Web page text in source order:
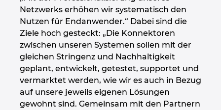
Netzwerks erhöhen wir systematisch den
Nutzen für Endanwender.“ Dabei sind die
Ziele hoch gesteckt: „Die Konnektoren
zwischen unseren Systemen sollen mit der
gleichen Stringenz und Nachhaltigkeit
geplant, entwickelt, getestet, supportet und
vermarktet werden, wie wir es auch in Bezug
auf unsere jeweils eigenen Lösungen
gewohnt sind. Gemeinsam mit den Partnern
Rumänien
Schweden
Schweiz
Serbien